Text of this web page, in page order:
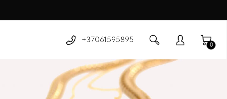
+37061595895
0